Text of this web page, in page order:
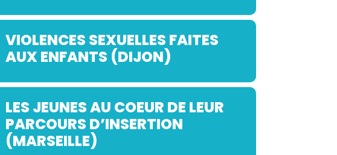
VIOLENCES SEXUELLES FAITES
AUX ENFANTS (DIJON)
LES JEUNES AU COEUR DE LEUR
PARCOURS D’INSERTION
(MARSEILLE)